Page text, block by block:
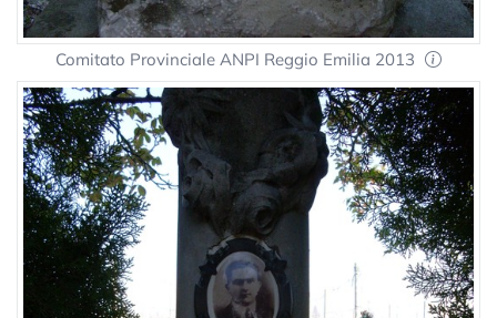
Comitato Provinciale ANPI Reggio Emilia 2013